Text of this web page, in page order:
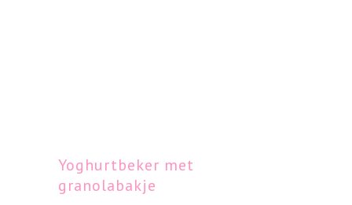
Yoghurtbeker met
granolabakje